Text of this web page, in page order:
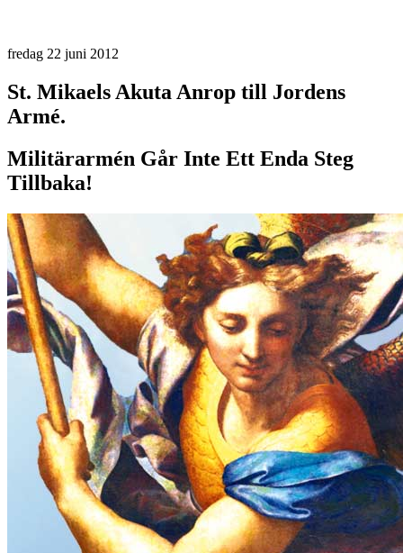
fredag 22 juni 2012
St. Mikaels Akuta Anrop till Jordens
Armé.
Militärarmén Går Inte Ett Enda Steg
Tillbaka!